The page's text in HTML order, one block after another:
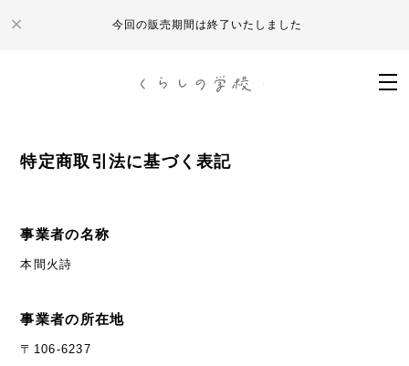
今回の販売期間は終了いたしました
特定商取引法に基づく表記
事業者の名称
本間火詩
事業者の所在地
〒106-6237